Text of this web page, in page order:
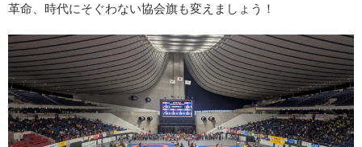
革命、時代にそぐわない協会旗も変えましょう！